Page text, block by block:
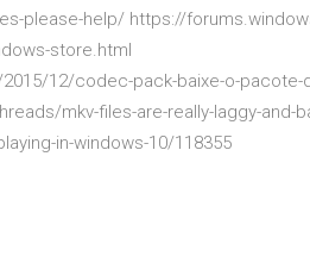
please-help/ https://
store.html
12/codec-pack-baixe-o-pacote-
mkv-files-are-really-laggy-and-
in-windows-10/118355